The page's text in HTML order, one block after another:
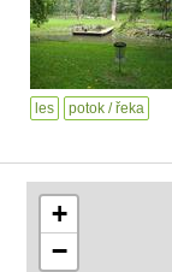
les potok / řeka
+
−